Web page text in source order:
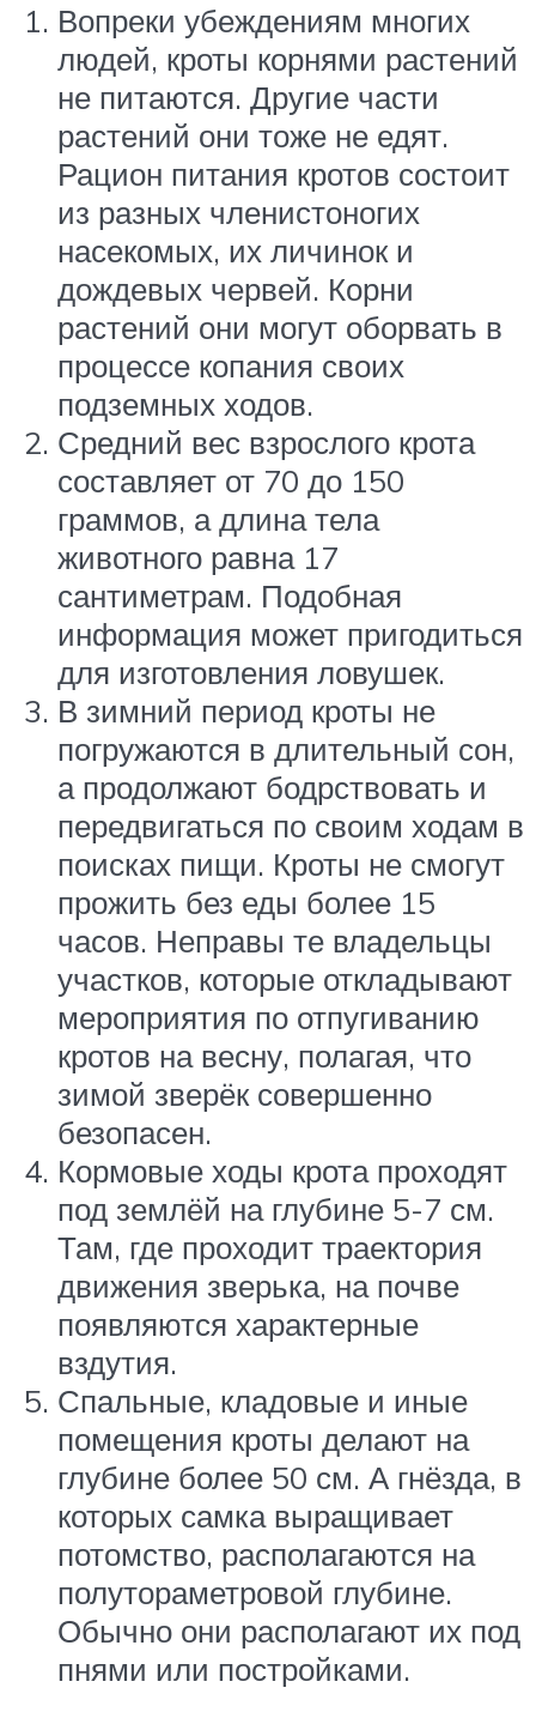
Вопреки убеждениям многих
людей, кроты корнями растений
не питаются. Другие части
растений они тоже не едят.
Рацион питания кротов состоит
из разных членистоногих
насекомых, их личинок и
дождевых червей. Корни
растений они могут оборвать в
процессе копания своих
подземных ходов.
Средний вес взрослого крота
составляет от 70 до 150
граммов, а длина тела
животного равна 17
сантиметрам. Подобная
информация может пригодиться
для изготовления ловушек.
В зимний период кроты не
погружаются в длительный сон,
а продолжают бодрствовать и
передвигаться по своим ходам в
поисках пищи. Кроты не смогут
прожить без еды более 15
часов. Неправы те владельцы
участков, которые откладывают
мероприятия по отпугиванию
кротов на весну, полагая, что
зимой зверёк совершенно
безопасен.
Кормовые ходы крота проходят
под землёй на глубине 5-7 см.
Там, где проходит траектория
движения зверька, на почве
появляются характерные
вздутия.
Спальные, кладовые и иные
помещения кроты делают на
глубине более 50 см. А гнёзда, в
которых самка выращивает
потомство, располагаются на
полутораметровой глубине.
Обычно они располагают их под
пнями или постройками.